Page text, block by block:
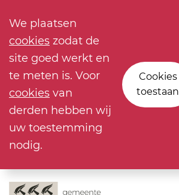
We plaatsen
cookies zodat de
site goed werkt en
te meten is. Voor
cookies van
derden hebben wij
uw toestemming
nodig.
Cookies
toestaan